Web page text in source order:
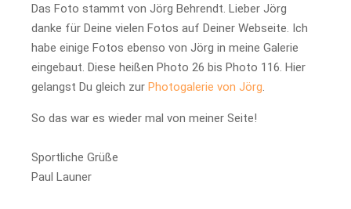
Das Foto stammt von Jörg Behrendt. Lieber Jörg
danke für Deine vielen Fotos auf Deiner Webseite. Ich
habe einige Fotos ebenso von Jörg in meine Galerie
eingebaut. Diese heißen Photo 26 bis Photo 116. Hier
gelangst Du gleich zur Photogalerie von Jörg
So das war es wieder mal von meiner Seite!
Sportliche Grüße
Paul Launer